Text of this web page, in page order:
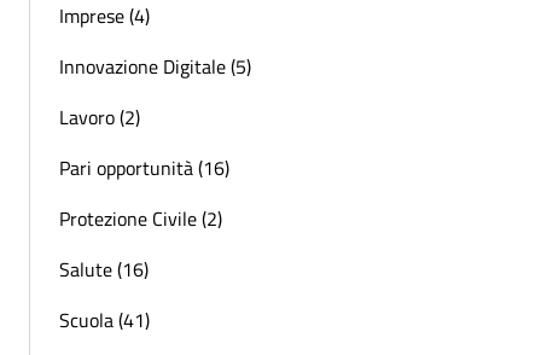
Imprese (4)
Innovazione Digitale (5)
Lavoro (2)
Pari opportunità (16)
Protezione Civile (2)
Salute (16)
Scuola (41)